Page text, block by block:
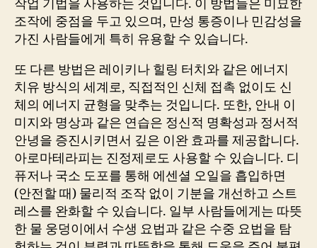
작업 기법을 사용하는 것입니다. 이 방법들은 미묘한
조작에 중점을 두고 있으며, 만성 통증이나 민감성을
가진 사람들에게 특히 유용할 수 있습니다.
또 다른 방법은 레이키나 힐링 터치와 같은 에너지
치유 방식의 세계로, 직접적인 신체 접촉 없이도 신
체의 에너지 균형을 맞추는 것입니다. 또한, 안내 이
미지와 명상과 같은 연습은 정신적 명확성과 정서적
안녕을 증진시키면서 깊은 이완 효과를 제공합니다.
아로마테라피는 진정제로도 사용할 수 있습니다. 디
퓨저나 국소 도포를 통해 에센셜 오일을 흡입하면
(안전할 때) 물리적 조작 없이 기분을 개선하고 스트
레스를 완화할 수 있습니다. 일부 사람들에게는 따뜻
한 물 웅덩이에서 수생 요법과 같은 수중 요법을 탐